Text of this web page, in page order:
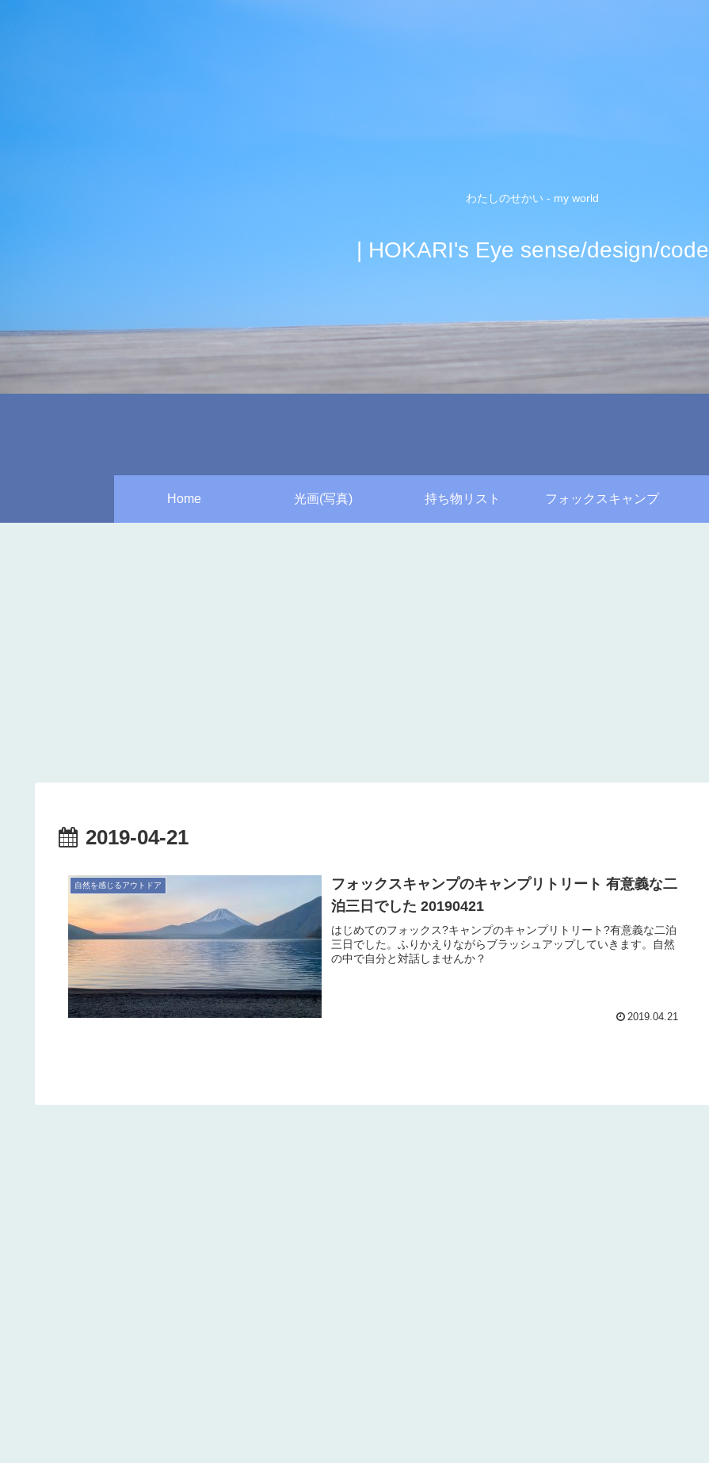
わたしのせかい - my world
| HOKARI's Eye sense/design/code
Home 光画(写真) 持ち物リスト フォックスキャンプ
2019-04-21
自然を感じるアウトドア
フォックスキャンプのキャンプリトリート 有意義な二
泊三日でした 20190421
はじめてのフォックス?キャンプのキャンプリトリート?有意義な二泊
三日でした。ふりかえりながらブラッシュアップしていきます。自然
の中で自分と対話しませんか？
2019.04.21